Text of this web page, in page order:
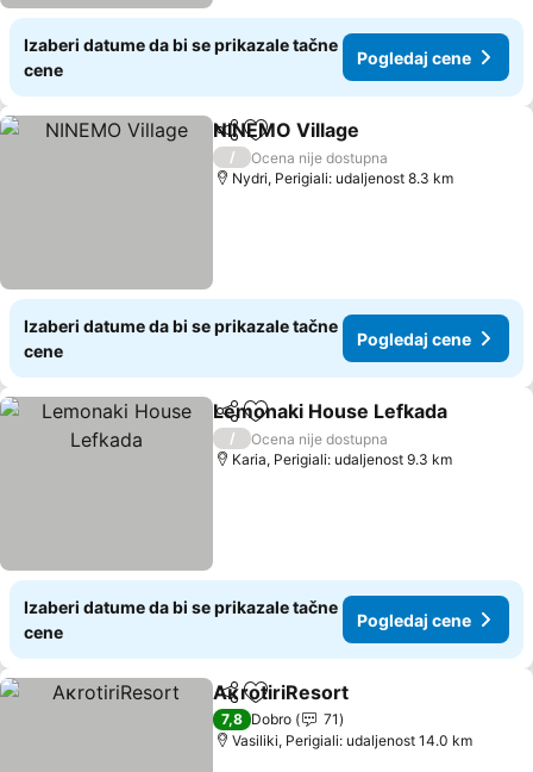
Izaberi datume da bi se prikazale tačne
cene
Pogledaj cene
Deli Dodati u favorite
NINEMO Village
/
Ocena nije dostupna
Nydri, Perigiali: udaljenost 8.3 km
Izaberi datume da bi se prikazale tačne
cene
Pogledaj cene
Deli Dodati u favorite
Lemonaki House Lefkada
/
Ocena nije dostupna
Karia, Perigiali: udaljenost 9.3 km
Izaberi datume da bi se prikazale tačne
cene
Pogledaj cene
Deli Dodati u favorite
AκrotiriResort
7,8 Dobro
71
Vasiliki, Perigiali: udaljenost 14.0 km